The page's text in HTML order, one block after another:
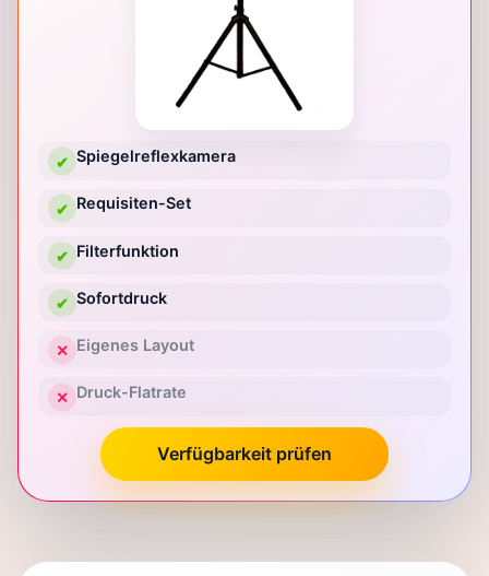
✔ Spiegelreflexkamera
✔ Requisiten-Set
✔ Filterfunktion
✔ Sofortdruck
✕ Eigenes Layout
✕ Druck-Flatrate
Verfügbarkeit prüfen